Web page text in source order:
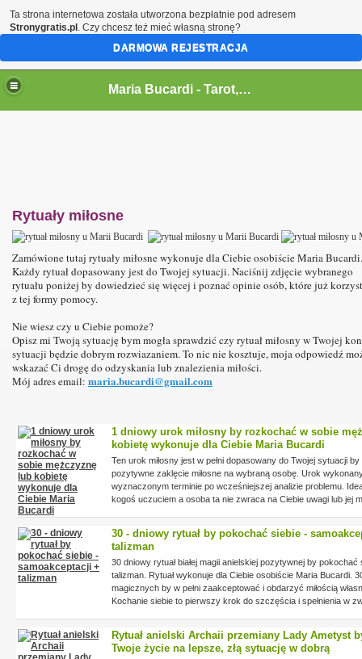
Maria Bucardi,magia,tarot,jasnowidz,rytualy,czary,terapeutka
Maria Bucardi - Tarot,wrozka,wrozba,wrozenie,magia milosna,jasnowidz,rytualy magiczne,karty,talizmany,amulety,wampiry en
Rytuały miłosne
Zamówione tutaj rytuały miłosne wykonuje dla Ciebie osobiście Maria Bucardi.
Każdy rytuał dopasowany jest do Twojej sytuacji. Naciśnij zdjęcie wybranego
rytuału poniżej by dowiedzieć się więcej i poznać opinie osób, które już
z tej formy pomocy.
Nie wiesz czy u Ciebie pomoże?
Opisz mi Twoją sytuację bym mogła sprawdzić czy rytuał miłosny w Twojej
sytuacji będzie dobrym rozwiazaniem. To nic nie kosztuje, moja odpowiedź
wskazać Ci drogę do odzyskania lub znalezienia miłości.
Mój adres email: maria.bucardi@gmail.com
1 dniowy urok miłosny by rozkochać w sobie
kobietę wykonuje dla Ciebie Maria Bucardi
Ten urok miłosny jest w pełni dopasowany do Twojej sytuacji
pozytywne zaklęcie miłosne na wybraną osobę. Urok
wyznaczonym terminie po wcześniejszej analizie problemu.
kogoś uczuciem a osoba ta nie zwraca na Ciebie uwagi lub jej
30 - dniowy rytuał by pokochać siebie -
talizman
30 dniowy rytuał białej magii anielskiej pozytywnej by pokochać
talizman. Rytuał wykonuje dla Ciebie osobiście Maria Bucardi.
magicznych by w pełni zaakceptować i obdarzyć miłością
Kochanie siebie to pierwszy krok do szczęścia i spełnienia w
Rytuał anielski Archaii przemiany Lady Ametyst
Twoje życie na lepsze, złą sytuację w dobrą
Ta strona internetowa została utworzona bezpłatnie pod adresem
Stronygratis.pl . Czy chcesz też mieć własną stronę?
DARMOWA REJESTRACJA